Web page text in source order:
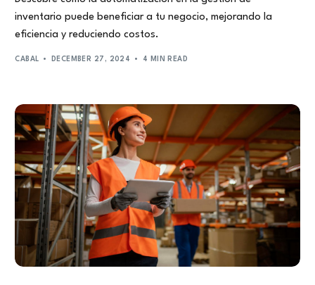
inventario puede beneficiar a tu negocio, mejorando la
eficiencia y reduciendo costos.
CABAL DECEMBER 27, 2024 4 MIN READ